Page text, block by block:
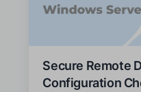
Secure Remote
Configuration